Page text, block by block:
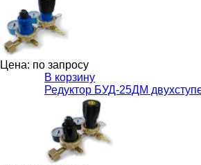
Цена: по запросу
В корзину
Редуктор БУД-25ДМ